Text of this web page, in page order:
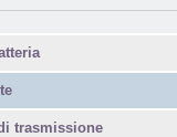
trasmissione